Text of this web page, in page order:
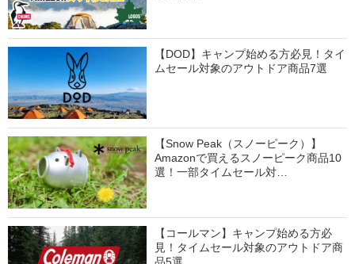
【DOD】キャンプ始める方必見！タイ
ムセール対象のアウトドア商品7選
【Snow Peak（スノーピーク）】
Amazonで買えるスノーピーク商品10
選！一部タイムセール対…
【コールマン】キャンプ始める方必
見！タイムセール対象のアウトドア商